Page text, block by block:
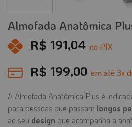
Almofada Anatômica
R$ 191,04 no PIX
R$ 199,00 em até 3x
A Almofada Anatômica Plus é
para pessoas que passam longos
ao seu design que acompanha a